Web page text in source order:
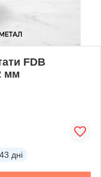
FDB
мм
43 дні